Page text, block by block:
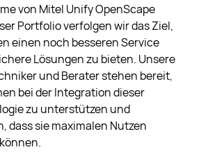
von Mitel Unify OpenScape
Portfolio verfolgen wir das Ziel,
einen noch besseren Service
Lösungen zu bieten. Unsere
und Berater stehen bereit,
bei der Integration dieser
zu unterstützen und
dass sie maximalen Nutzen